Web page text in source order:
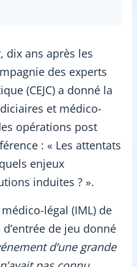
dix ans après les
des experts
(CEJC) a donné la
et médico-
opérations post
: « Les attentats
enjeux
induites ? ».
légal (IML) de
de jeu donné
d’une grande